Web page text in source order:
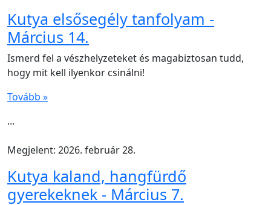
Kutya elsősegély tanfolyam -
Március 14.
Ismerd fel a vészhelyzeteket és magabiztosan tudd,
hogy mit kell ilyenkor csinálni!
Tovább »
...
Megjelent: 2026. február 28.
Kutya kaland, hangfürdő
gyerekeknek - Március 7.